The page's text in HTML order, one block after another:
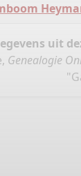
uit
Genealogie